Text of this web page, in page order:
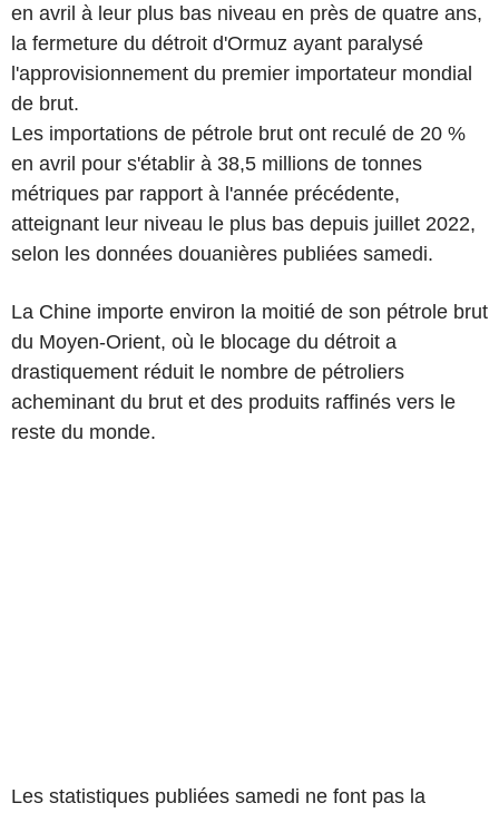
en avril à leur plus bas niveau en près de quatre ans,
la fermeture du détroit d'Ormuz ayant paralysé
l'approvisionnement du premier importateur mondial
de brut.
Les importations de pétrole brut ont reculé de 20 %
en avril pour s'établir à 38,5 millions de tonnes
métriques par rapport à l'année précédente,
atteignant leur niveau le plus bas depuis juillet 2022,
selon les données douanières publiées samedi.
La Chine importe environ la moitié de son pétrole brut
du Moyen-Orient, où le blocage du détroit a
drastiquement réduit le nombre de pétroliers
acheminant du brut et des produits raffinés vers le
reste du monde.
Les statistiques publiées samedi ne font pas la